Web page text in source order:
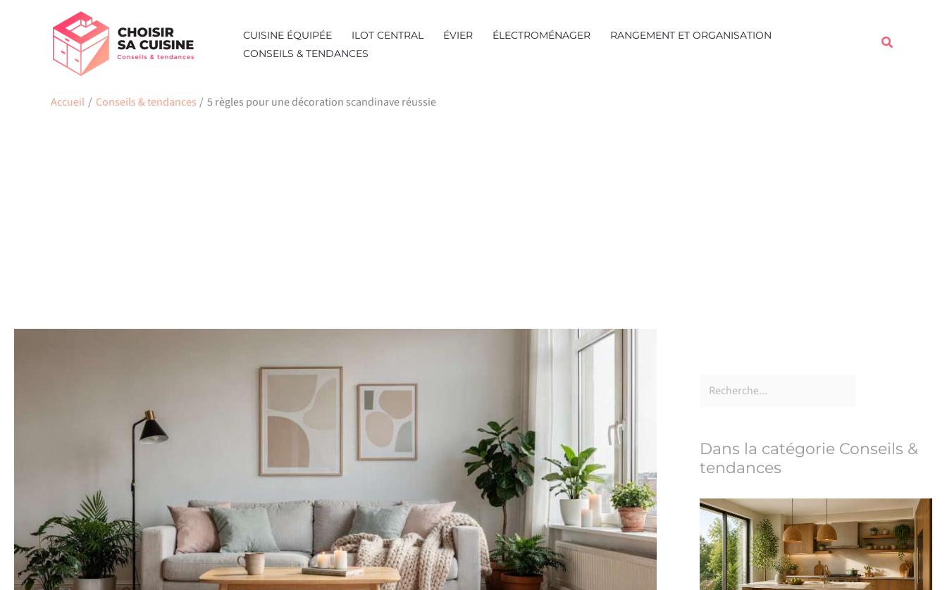
CUISINE ÉQUIPÉE ILOT CENTRAL ÉVIER ÉLECTROMÉNAGER
RANGEMENT ET ORGANISATION
CONSEILS & TENDANCES
Rechercher
Accueil Conseils & tendances 5 règles pour une décoration scandinave réussie
Dans la catégorie Conseils &
tendances